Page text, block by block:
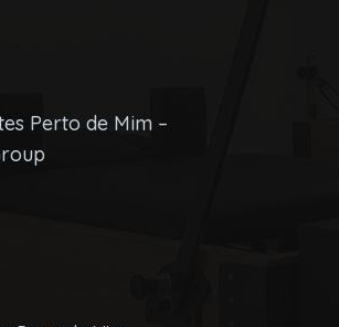
Perto de Mim –